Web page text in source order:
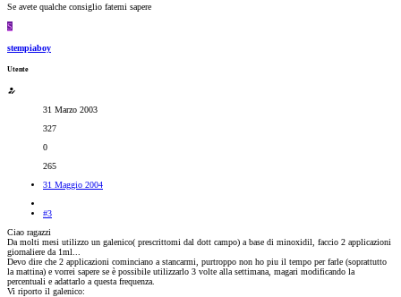
Se avete qualche consiglio fatemi sapere
S
stempiaboy
Utente
31 Marzo 2003
327
0
265
31 Maggio 2004
#3
Ciao ragazzi
Da molti mesi utilizzo un galenico( prescrittomi dal dott campo) a base di minoxidil, faccio 2 applicazioni
giornaliere da 1ml...
Devo dire che 2 applicazioni cominciano a stancarmi, purtroppo non ho piu il tempo per farle (soprattutto
la mattina) e vorrei sapere se è possibile utilizzarlo 3 volte alla settimana, magari modificando la
percentuali e adattarlo a questa frequenza.
Vi riporto il galenico: